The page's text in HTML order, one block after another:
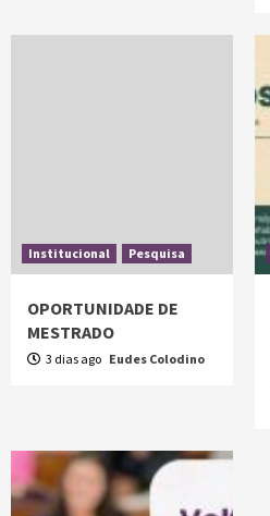
Institucional Pesquisa
OPORTUNIDADE DE
MESTRADO
3 dias ago Eudes Colodino